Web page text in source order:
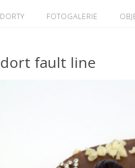
DORTY FOTOGALERIE
dort fault line